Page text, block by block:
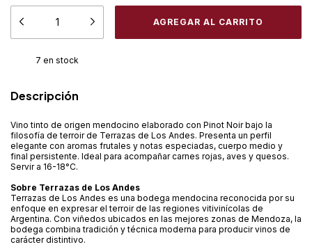
7 en stock
Descripción
Vino tinto de origen mendocino elaborado con Pinot Noir bajo la
filosofía de terroir de Terrazas de Los Andes. Presenta un perfil
elegante con aromas frutales y notas especiadas, cuerpo medio y
final persistente. Ideal para acompañar carnes rojas, aves y quesos.
Servir a 16-18°C.
Sobre Terrazas de Los Andes
Terrazas de Los Andes es una bodega mendocina reconocida por su
enfoque en expresar el terroir de las regiones vitivinícolas de
Argentina. Con viñedos ubicados en las mejores zonas de Mendoza, la
bodega combina tradición y técnica moderna para producir vinos de
carácter distintivo.